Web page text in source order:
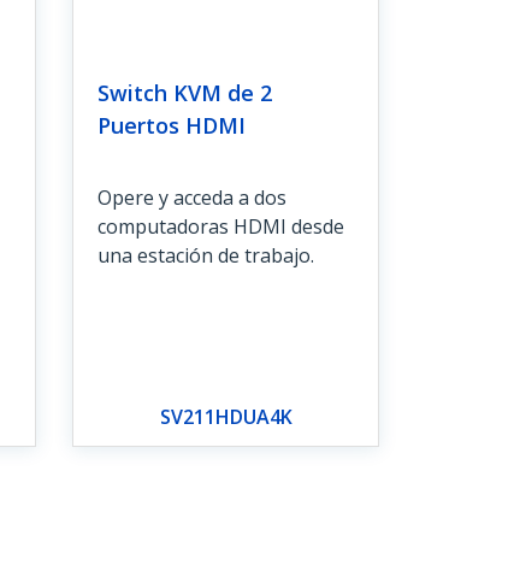
Switch KVM de 2
Puertos HDMI
Opere y acceda a dos
computadoras HDMI desde
una estación de trabajo.
SV211HDUA4K